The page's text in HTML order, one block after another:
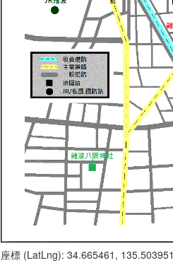
座標 (LatLng): 34.665461, 135.503951